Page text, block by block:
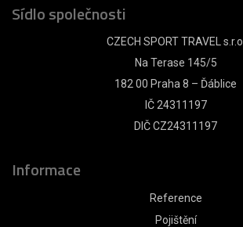
Sídlo společnosti
CZECH SPORT TRAVEL s.r.o.
Na Terase 145/5
182 00 Praha 8 – Ďáblice
IČ 24311197
DIČ CZ24311197
Informace
Reference
Pojištění